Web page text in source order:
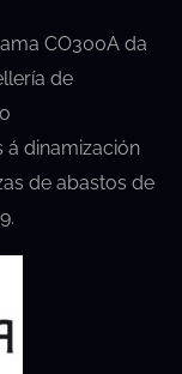
CO300A da
de
á dinamización
de abastos de